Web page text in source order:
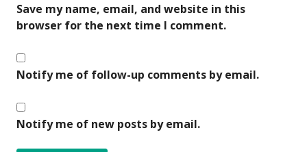
Save my name, email, and website in this
browser for the next time I comment.
Notify me of follow-up comments by email.
Notify me of new posts by email.